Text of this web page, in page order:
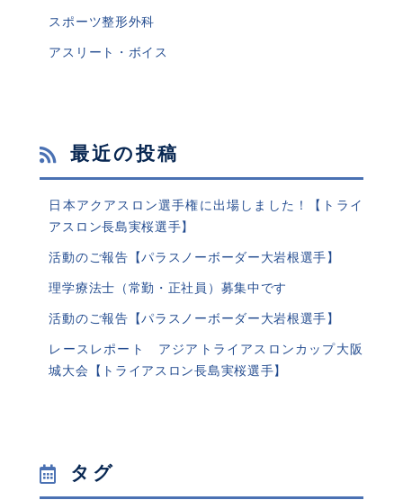
スポーツ整形外科
アスリート・ボイス
最近の投稿
日本アクアスロン選手権に出場しました！【トライ
アスロン長島実桜選手】
活動のご報告【パラスノーボーダー大岩根選手】
理学療法士（常勤・正社員）募集中です
活動のご報告【パラスノーボーダー大岩根選手】
レースレポート アジアトライアスロンカップ大阪
城大会【トライアスロン長島実桜選手】
タグ